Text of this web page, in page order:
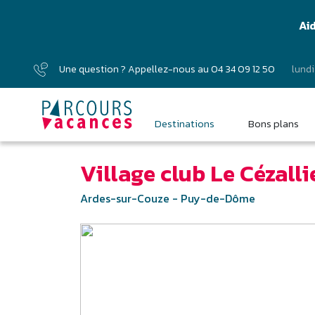
Une question ? Appellez-nous au04 34 09 12 50
Destinations Bons plans
Village club Le
Ardes-sur-Couze - Puy-de-Dôme